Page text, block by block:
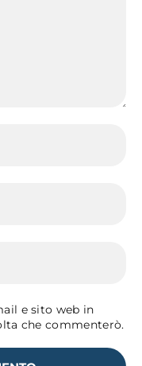
e sito web in
che commenterò.